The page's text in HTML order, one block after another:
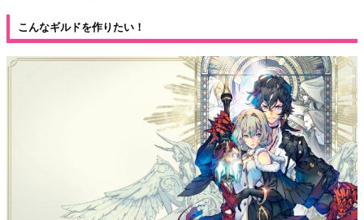
こんなギルドを作りたい！